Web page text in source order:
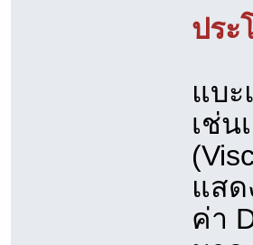
ประ
แบะ
เช่น
แสด
ค่า